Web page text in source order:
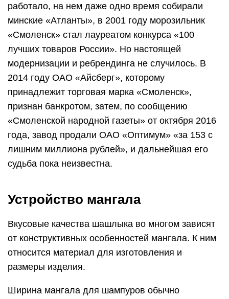
работало, на нем даже одно время собирали
минские «Атланты», в 2001 году морозильник
«Смоленск» стал лауреатом конкурса «100
лучших товаров России». Но настоящей
модернизации и ребрендинга не случилось. В
2014 году ОАО «Айсберг», которому
принадлежит торговая марка «Смоленск»,
признан банкротом, затем, по сообщению
«Смоленской народной газеты» от октября 2016
года, завод продали ОАО «Оптимум» «за 153 с
лишним миллиона рублей», и дальнейшая его
судьба пока неизвестна.
Устройство мангала
Вкусовые качества шашлыка во многом зависят
от конструктивных особенностей мангала. К ним
относится материал для изготовления и
размеры изделия.
Ширина мангала для шампуров обычно